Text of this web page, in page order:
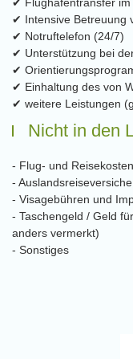
✔ Intensive Betreuung
✔ Notruftelefon (24/7)
✔ Unterstützung bei
✔
✔ Einhaltung des von
✔ weitere Leistungen
Nicht in den
- Flug- und Reisekosten
-
- Visagebühren und
- Taschengeld / Geld
anders vermerkt)
- Sonstiges